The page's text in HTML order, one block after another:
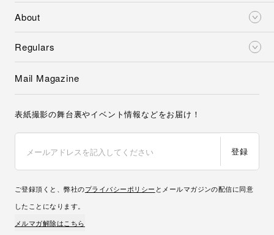
About
Regulars
Mail Magazine
表紙撮影の舞台裏やイベント情報などをお届け！
登録
ご登録頂くと、弊社のプライバシーポリシー とメールマガジンの配信に同意
したことになります。
メルマガ解除はこちら